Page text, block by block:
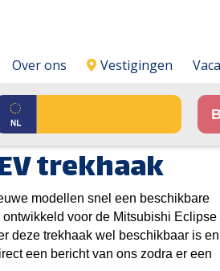
Over ons Vestigingen
trekhaak
modellen snel een beschikbare
voor de Mitsubishi Eclipse
deze trekhaak wel beschikbaar is en
een bericht van ons zodra er een